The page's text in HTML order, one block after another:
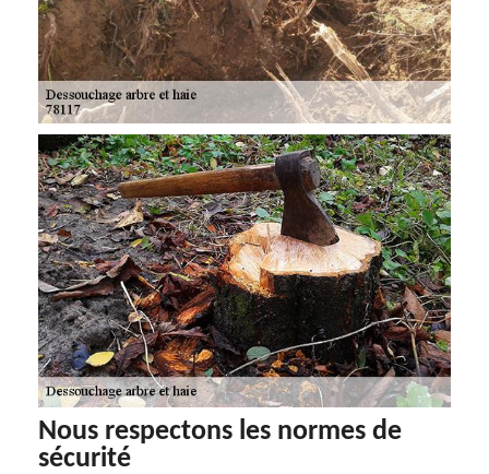
Nous respectons les normes de
sécurité